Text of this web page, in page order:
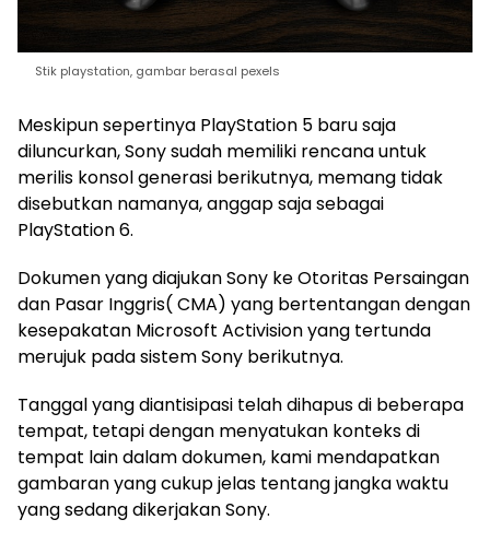
Stik playstation, gambar berasal pexels
Meskipun sepertinya PlayStation 5 baru saja
diluncurkan, Sony sudah memiliki rencana untuk
merilis konsol generasi berikutnya, memang tidak
disebutkan namanya, anggap saja sebagai
PlayStation 6.
Dokumen yang diajukan Sony ke Otoritas Persaingan
dan Pasar Inggris( CMA) yang bertentangan dengan
kesepakatan Microsoft Activision yang tertunda
merujuk pada sistem Sony berikutnya.
Tanggal yang diantisipasi telah dihapus di beberapa
tempat, tetapi dengan menyatukan konteks di
tempat lain dalam dokumen, kami mendapatkan
gambaran yang cukup jelas tentang jangka waktu
yang sedang dikerjakan Sony.